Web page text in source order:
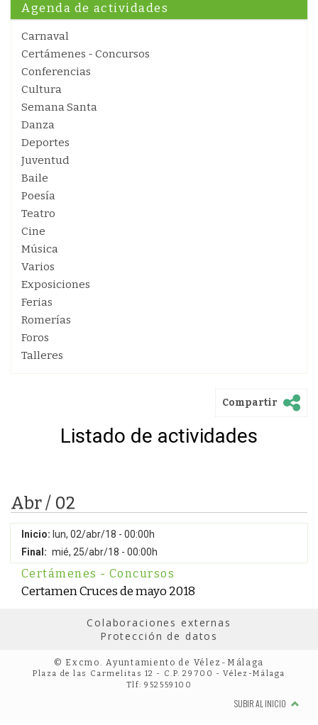
Agenda de actividades
Carnaval
Certámenes - Concursos
Conferencias
Cultura
Semana Santa
Danza
Deportes
Juventud
Baile
Poesía
Teatro
Cine
Música
Varios
Exposiciones
Ferias
Romerías
Foros
Talleres
Compartir
Listado de actividades
Abr / 02
Inicio: lun, 02/abr/18 - 00:00h
Final: mié, 25/abr/18 - 00:00h
Certámenes - Concursos
Certamen Cruces de mayo 2018
Colaboraciones externas
Protección de datos
© Excmo. Ayuntamiento de Vélez-Málaga
Plaza de las Carmelitas 12 - C.P. 29700 - Vélez-Málaga
Tlf: 952559100
SUBIR AL INICIO